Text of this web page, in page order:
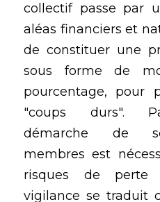
collectif passe par
aléas financiers et
de constituer une
sous forme de
pourcentage, pour
"coups durs".
démarche de
membres est
risques de perte
vigilance se traduit